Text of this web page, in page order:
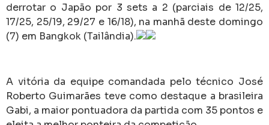
derrotar o Japão por 3 sets a 2 (parciais de 12/25,
17/25, 25/19, 29/27 e 16/18), na manhã deste domingo
(7) em Bangkok (Tailândia).
A vitória da equipe comandada pelo técnico José
Roberto Guimarães teve como destaque a brasileira
Gabi, a maior pontuadora da partida com 35 pontos e